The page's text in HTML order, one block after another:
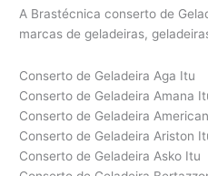
A Brastécnica conserto de
marcas de geladeiras,
Conserto de Geladeira Aga Itu
Conserto de Geladeira Amana
Conserto de Geladeira
Conserto de Geladeira Ariston
Conserto de Geladeira Asko Itu